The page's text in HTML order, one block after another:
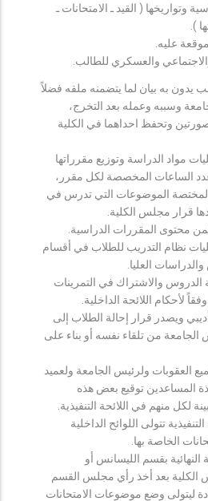
وتواريخها ( القيد ـ الامتحانات ـ
).
عليه.
والعسكري للطالب.
به بيان لما يتضمنه ملفه فضلاً
وسببه وعمله بعد التخرج،
وتحفظ احداهما في الكلية
مواد الدراسة وتوزيع مقرراتها
الساعات المخصصة لكل مقرر،
الموضوعات التي تدرس في
قرار مجلس الكلية.
محتوى المقررات الدراسية.
نظام التدريب للطلاب في أقسام
العليا.
والاشتراك في التمرينات
لأحكام اللائحة الداخلية.
ويصدر قرار إحالة الطلاب إلى
من تلقاء نفسه أو بناء على
العقوبات ولرئيس الجامعة ولعميد
المساعدين توقيع بعض هذه
لكل منهم في اللائحة التنفيذية.
تتولى اللوائح الداخلية
الخاصة بها.
النهائية بقسم الليسانس أو
الكلية بعد أخذ رأي مجلس القسم
ليتولى وضع موضوعات الامتحانات